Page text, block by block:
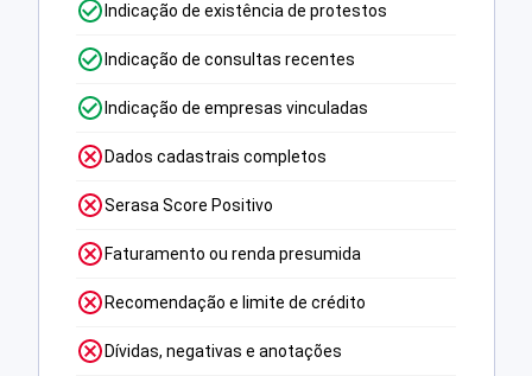
Indicação de existência de protestos
Indicação de consultas recentes
Indicação de empresas vinculadas
Dados cadastrais completos
Serasa Score Positivo
Faturamento ou renda presumida
Recomendação e limite de crédito
Dívidas, negativas e anotações